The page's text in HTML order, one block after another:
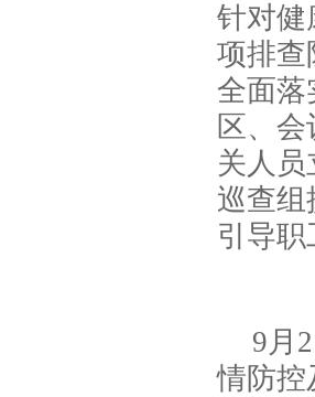
针对健
项排查
全面落
区、
关人
巡查组
引导职
9月
情防控